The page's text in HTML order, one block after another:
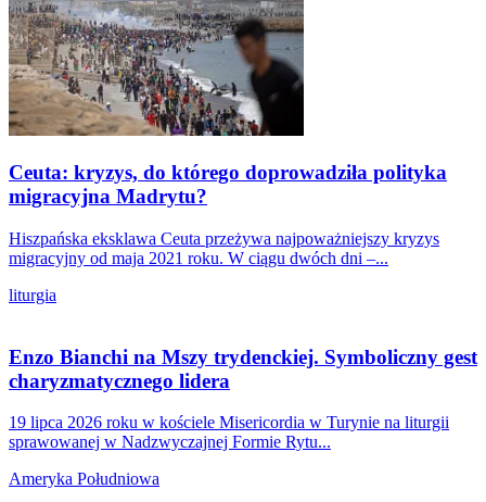
Ceuta: kryzys, do którego doprowadziła polityka
migracyjna Madrytu?
Hiszpańska eksklawa Ceuta przeżywa najpoważniejszy kryzys
migracyjny od maja 2021 roku. W ciągu dwóch dni –...
liturgia
Enzo Bianchi na Mszy trydenckiej. Symboliczny gest
charyzmatycznego lidera
19 lipca 2026 roku w kościele Misericordia w Turynie na liturgii
sprawowanej w Nadzwyczajnej Formie Rytu...
Ameryka Południowa